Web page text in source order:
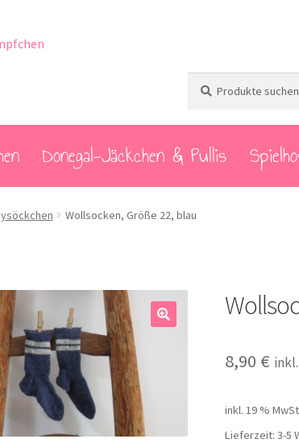
nach:
Donegal-Jäckchen & Pullis
Wollsocken, Größe 22, blau
8,90 €
inkl. 19 %
Lieferzeit:3-5